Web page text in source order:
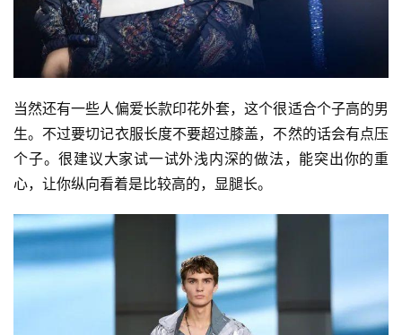
当然还有一些人偏爱长款印花外套，这个很适合个子高的男
生。不过要切记衣服长度不要超过膝盖，不然的话会有点压
个子。很建议大家试一试外浅内深的做法，能突出你的重
心，让你纵向看着是比较高的，显腿长。